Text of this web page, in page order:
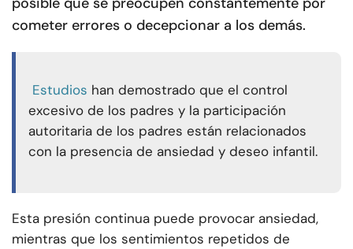
cometer errores o decepcionar a los demás.
Estudios han demostrado que el control
excesivo de los padres y la participación
autoritaria de los padres están relacionados
con la presencia de ansiedad y deseo infantil.
Esta presión continua puede provocar ansiedad,
mientras que los sentimientos repetidos de